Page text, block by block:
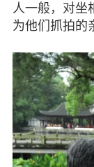
人一般，对坐
为他们抓拍的